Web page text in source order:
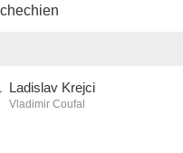
Ladislav Krejci
Vladimir Coufal